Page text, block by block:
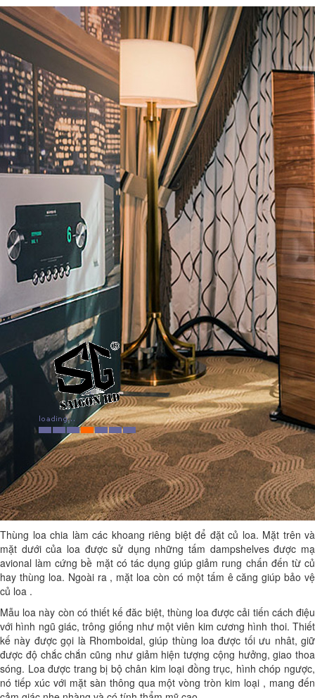
Thùng loa chia làm các khoang riêng biệt để đặt củ loa. Mặt trên và
mặt dưới của loa được sử dụng những tấm dampshelves được mạ
avional làm cứng bề mặt có tác dụng giúp giảm rung chấn đến từ củ
hay thùng loa. Ngoài ra , mặt loa còn có một tấm ê căng giúp bảo vệ
củ loa .
Mẫu loa này còn có thiết kế đăc biệt, thùng loa được cải tiến cách điệu
với hình ngũ giác, trông giống như một viên kim cương hình thoi. Thiết
kế này được gọi là Rhomboidal, giúp thùng loa được tối ưu nhât, giữ
được độ chắc chắn cũng như giảm hiện tượng cộng hưởng, giao thoa
sóng. Loa được trang bị bộ chân kim loại đồng trục, hình chóp ngược,
nó tiếp xúc với mặt sàn thông qua một vòng tròn kim loại , mang đến